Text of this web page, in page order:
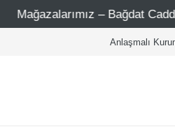
Caddesi 1 - Bağdat
Anlaşmalı